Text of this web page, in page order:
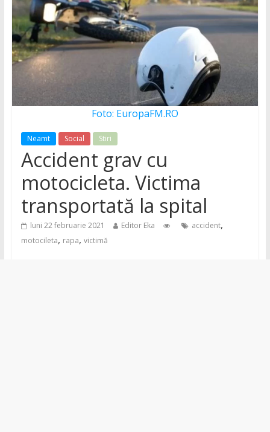
și
noutăți
din
județul
Neamț
din
județul
Neamț.
Piatra
Neamț,
Foto: EuropaFM.RO
Neamt Social Stiri
Accident grav cu
motocicleta. Victima
transportată la spital
luni 22 februarie 2021 Editor Eka accident,
motocileta, rapa, victimă